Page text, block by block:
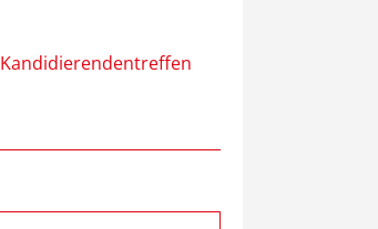
Kandidierendentreffen